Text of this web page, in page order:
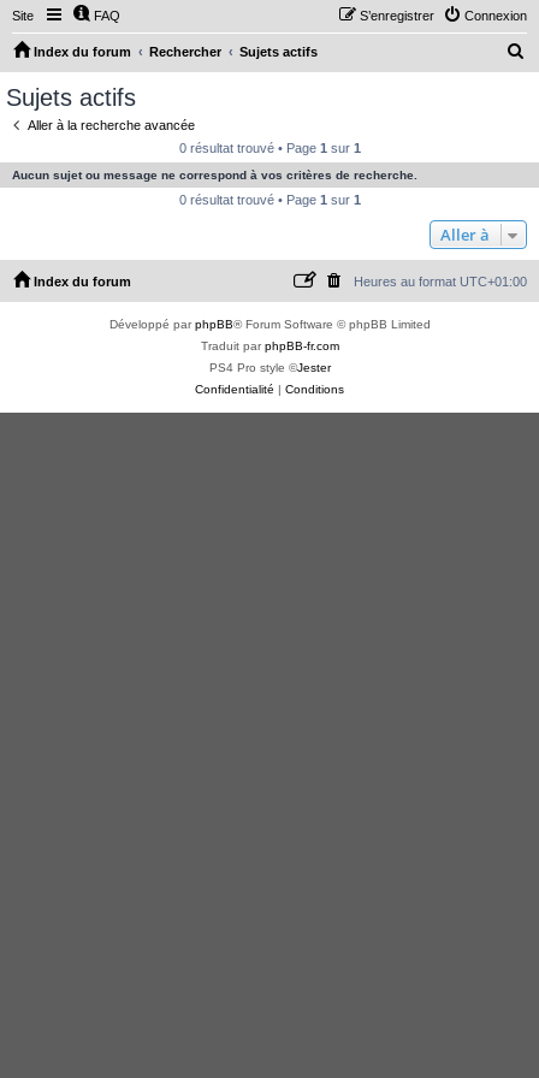
Site FAQ Connexion
S’enregistrer
Index du forum Rechercher Sujets actifs
e
c
e
Sujets actifs
Aller à la recherche avancée
0 résultat trouvé • Page 1 sur 1
Aucun sujet ou message ne correspond à vos critères de recherche.
0 résultat trouvé • Page 1 sur 1
Aller à
Index du forum Heures au format UTC+01:00
Développé parphpBB® Forum Software © phpBB Limited
Traduit parphpBB-fr.com
PS4 Pro style ©Jester
Confidentialité | Conditions